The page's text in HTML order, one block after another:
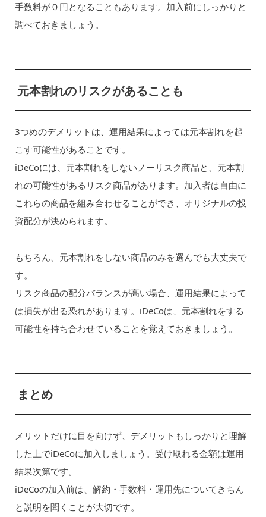
手数料が０円となることもあります。加入前にしっかりと
調べておきましょう。
元本割れのリスクがあることも
3つめのデメリットは、運用結果によっては元本割れを起
こす可能性があることです。
iDeCoには、元本割れをしないノーリスク商品と、元本割
れの可能性があるリスク商品があります。加入者は自由に
これらの商品を組み合わせることができ、オリジナルの投
資配分が決められます。
もちろん、元本割れをしない商品のみを選んでも大丈夫で
す。
リスク商品の配分バランスが高い場合、運用結果によって
は損失が出る恐れがあります。iDeCoは、元本割れをする
可能性を持ち合わせていることを覚えておきましょう。
まとめ
メリットだけに目を向けず、デメリットもしっかりと理解
した上でiDeCoに加入しましょう。受け取れる金額は運用
結果次第です。
iDeCoの加入前は、解約・手数料・運用先についてきちん
と説明を聞くことが大切です。